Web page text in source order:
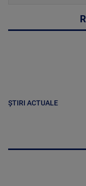
ȘTIRI ACTUALE